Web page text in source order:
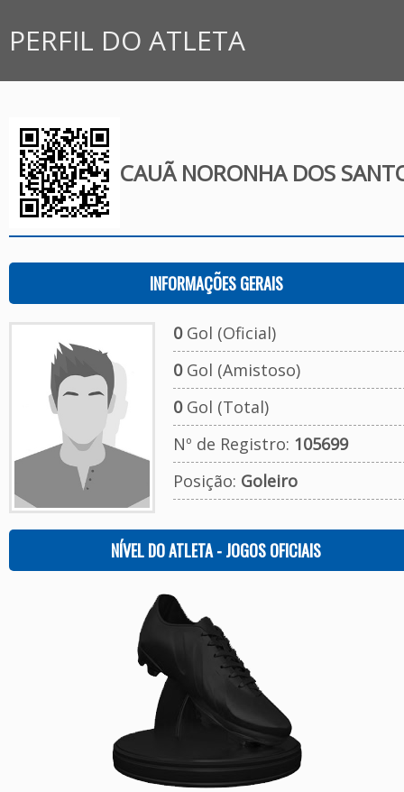
PERFIL DO ATLETA
CAUÃ NORONHA DOS
INFORMAÇÕES GERAIS
0Gol (Oficial)
0Gol (Amistoso)
0Gol (Total)
Nº de Registro: 105699
Posição: Goleiro
NÍVEL DO ATLETA - JOGOS OFICIAIS